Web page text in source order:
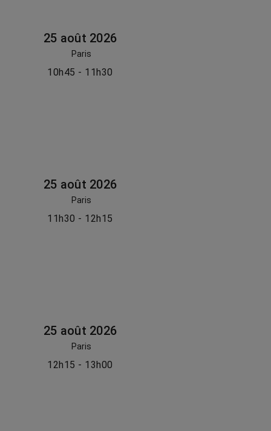
25 août 2026
Paris
10h45 - 11h30
25 août 2026
Paris
11h30 - 12h15
25 août 2026
Paris
12h15 - 13h00